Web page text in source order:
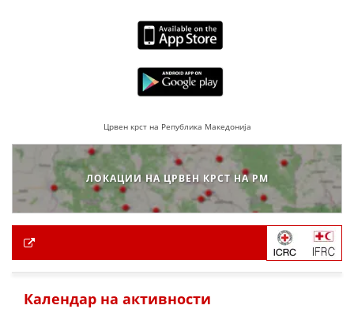
Црвен крст на Република Македонија
ЛОКАЦИИ НА ЦРВЕН КРСТ НА РМ
Календар на активности